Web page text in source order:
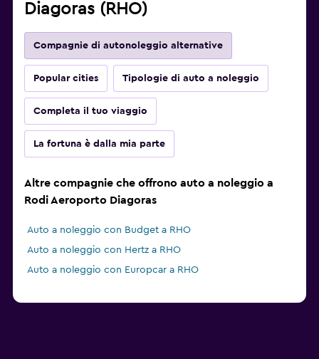
Diagoras (RHO)
Compagnie di autonoleggio alternative
Popular cities Tipologie di auto a noleggio
Completa il tuo viaggio
La fortuna è dalla mia parte
Altre compagnie che offrono auto a noleggio a
Rodi Aeroporto Diagoras
Auto a noleggio con Budget a RHO
Auto a noleggio con Hertz a RHO
Auto a noleggio con Europcar a RHO